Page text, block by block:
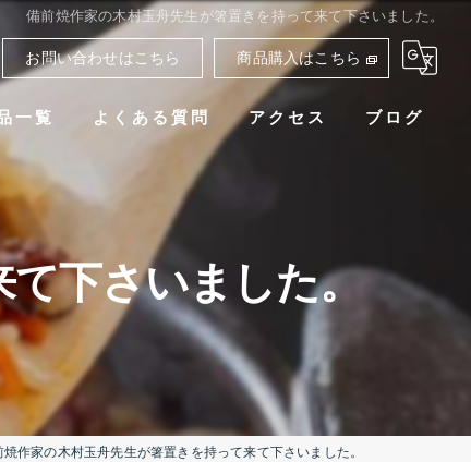
備前焼作家の木村玉舟先生が箸置きを持って来て下さいました。
お問い合わせはこちら 商品購入はこちら
一覧 よくある質問 アクセス ブログ
て下さいました。
焼作家の木村玉舟先生が箸置きを持って来て下さいました。